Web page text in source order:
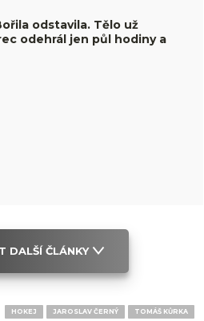
odstavila. Tělo už
odehrál jen půl hodiny a
DALŠÍ ČLÁNKY
HOKEJ JAROSLAV ČERNÝ TOMÁŠ KŮRKA